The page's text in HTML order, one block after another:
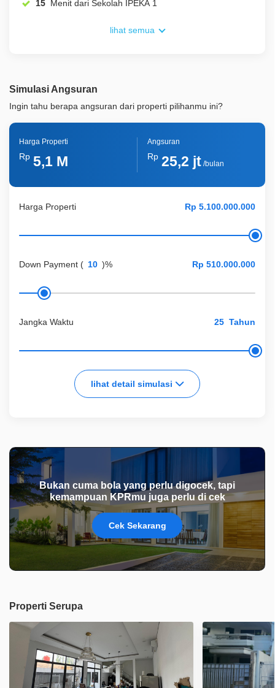
15 Menit dari Sekolah IPEKA 1
lihat semua
Simulasi Angsuran
Ingin tahu berapa angsuran dari properti pilihanmu ini?
Harga Properti
Down Payment ( )%
Jangka Waktu Tahun
lihat detail simulasi
Harga Properti
Rp 5,1 M
Angsuran
Rp 25,2 jt/bulan
Bukan cuma bola yang perlu digocek, tapi
kemampuan KPRmu juga perlu di cek
Cek Sekarang
Properti Serupa